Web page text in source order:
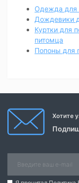
Одежда для
Дождевики
Куртки для
питомца
Попоны для
Хотите